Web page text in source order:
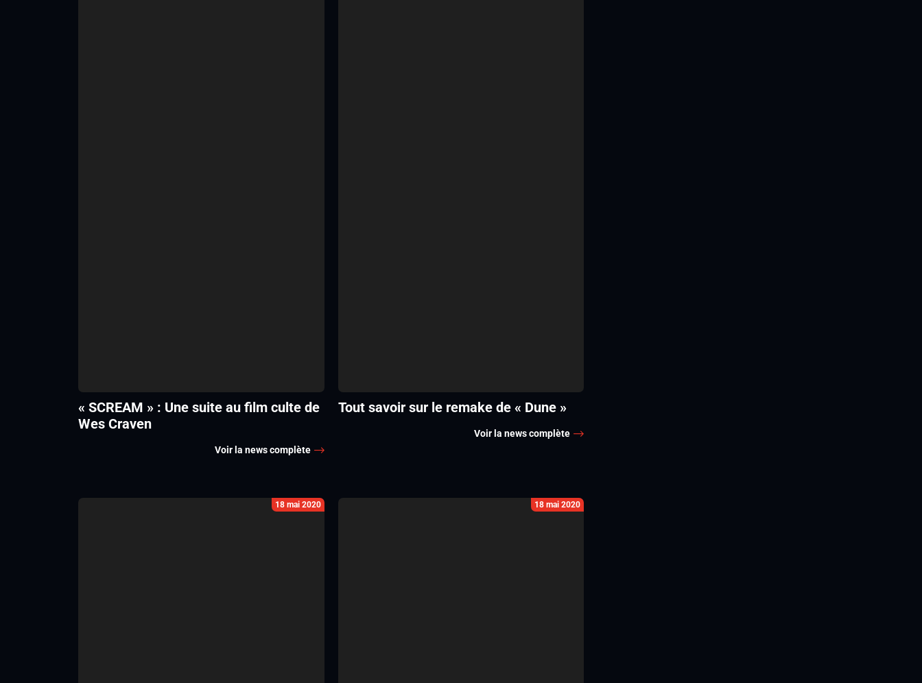
« SCREAM » : Une suite au film culte de
Wes Craven
Voir la news complète
Tout savoir sur le remake de « Dune »
Voir la news complète
18 mai 2020 18 mai 2020